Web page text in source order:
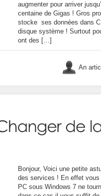
augmenter pour arriver
centaine de Gigas ! Gros
stocke ses données dans
disque système ! Surtout
ont des […]
An
Bonjour, Voici une petite
des services ! En effet vous
PC sous Windows 7 ne